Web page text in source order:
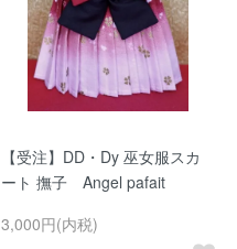
【受注】DD・Dy 巫女服スカ
ート 撫子 Angel pafait
3,000円(内税)